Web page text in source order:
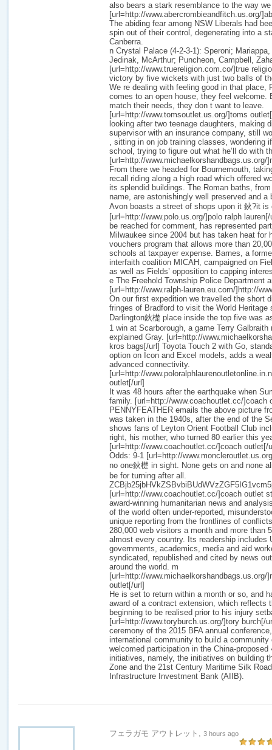
also bears a stark resemblance to the way
[url=http://www.abercrombieandfitch.us.org/
The abiding fear among NSW Liberals had
spin out of their control, degenerating into a
Canberra.
n Crystal Palace (4-2-3-1): Speroni;
Jedinak, McArthur; Puncheon, Campbell,
[url=http://www.truereligion.com.co/]true
victory by five wickets with just two balls of
We re dealing with feeling good in that place,
comes to an open house, they feel welcome.
match their needs, they don t want to leave.
[url=http://www.tomsoutlet.us.org/]toms
looking after two teenage daughters, making
supervisor with an insurance company, still
, sitting in on job training classes, wondering
school, trying to figure out what he’ll do with
[url=http://www.michaelkorshandbags.us.org/
From there we headed for Bournemouth,
recall riding along a high road which offered
its splendid buildings. The Roman baths,
name, are astonishingly well preserved and a
Avon boasts a street of shops upon it 鈥?it is
[url=http://www.polo.us.org/]polo ralph
be reached for comment, has represented
Milwaukee since 2004 but has taken heat for
vouchers program that allows more than
schools at taxpayer expense. Barnes, a
interfaith coalition MICAH, campaigned on
as well as Fields’ opposition to capping
e The Freehold Township Police Department
[url=http://www.ralph-lauren.eu.com/]http://
On our first expedition we travelled the short
fringes of Bradford to visit the World Heritage
Darlington鈥檚 place inside the top five was
1 win at Scarborough, a game Terry
explained Gray. [url=http://
kros bags[/url] Toyota Touch 2 with Go,
option on Icon and Excel models, adds a
advanced connectivity.
[url=http://
outlet[/url]
It was 48 hours after the earthquake when
family. [url=http://www.coachoutlet.cc/]coach
PENNYFEATHER emails the above picture
was taken in the 1940s, after the end of the
shows fans of Leyton Orient Football Club
right, his mother, who turned 80 earlier this
[url=http://www.coachoutlet.cc/]coach outlet[/
Odds: 9-1 [url=http://
no one鈥檚 in sight. None gets on and none
be for turning after all.
[url=http://www.coachoutlet.cc/]coach outlet
award-winning humanitarian news and
of the world often under-reported,
unique reporting from the frontlines of
280,000 web visitors a month and more than
almost every country. Its readership includes
governments, academics, media and aid
syndicated, republished and cited by news
around the world. m
[url=http://www.michaelkorshandbags.us.org/
outlet[/url]
He is set to return within a month or so, and
award of a contract extension, which reflects
beginning to be realised prior to his injury
[url=http://www.toryburch.us.org/]tory burch[/
ceremony of the 2015 BFA annual
international community to build a
welcomed participation in the China-proposed
initiatives, namely, the initiatives on building
Zone and the 21st Century Maritime Silk
Infrastructure Investment Bank (AIIB).
フェラガモ アウトレット, 3 hours ago